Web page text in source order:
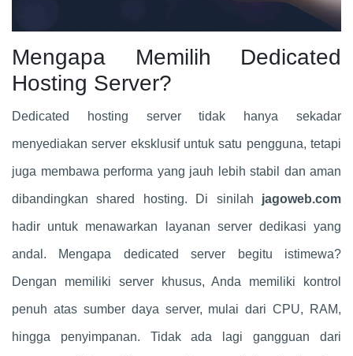
Mengapa Memilih Dedicated
Hosting Server?
Dedicated hosting server tidak hanya sekadar
menyediakan server eksklusif untuk satu pengguna, tetapi
juga membawa performa yang jauh lebih stabil dan aman
dibandingkan shared hosting. Di sinilah jagoweb.com
hadir untuk menawarkan layanan server dedikasi yang
andal. Mengapa dedicated server begitu istimewa?
Dengan memiliki server khusus, Anda memiliki kontrol
penuh atas sumber daya server, mulai dari CPU, RAM,
hingga penyimpanan. Tidak ada lagi gangguan dari